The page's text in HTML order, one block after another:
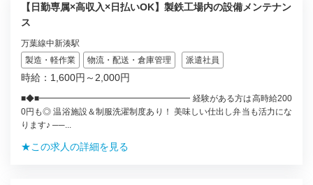
【日勤専属×高収入×日払いOK】製鉄工場内の設備メンテナン
ス
万葉線中新湊駅
製造・軽作業
物流・配送・倉庫管理 派遣社員
時給：1,600円～2,000円
■◆■━━━━━━━━━━━━━━━━━━ 経験がある方は高時給200
0円も◎ 温浴施設＆制服洗濯制度あり！ 美味しい仕出し弁当も活力にな
ります♪ ──...
★この求人の詳細を見る